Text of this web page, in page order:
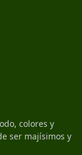
colores y
ser majísimos y